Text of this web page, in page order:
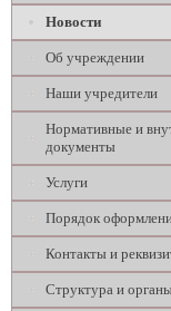
Новости
Об учреждении
Наши учредители
Нормативные и
документы
Услуги
Порядок
Контакты и
Структура и